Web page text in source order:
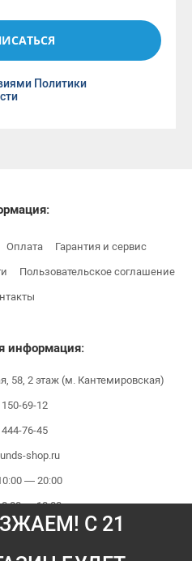
Политики
С 21
Оплата Гарантия и сервис
Пользовательское соглашение
информация:
58, 2 этаж (м. Кантемировская)
69-12
76-45
shop.ru
— 20:00
— 18:00